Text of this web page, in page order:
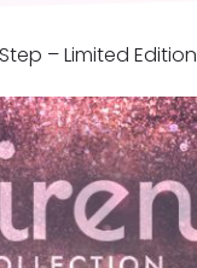
– Limited Edition